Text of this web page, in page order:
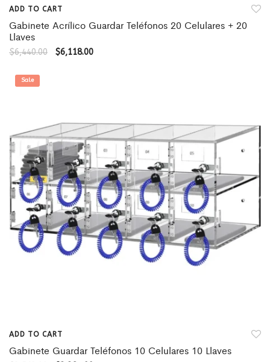
ADD TO CART
Gabinete Acrílico Guardar Teléfonos 20 Celulares + 20
Llaves
$6,440.00 $6,118.00
Sale
ADD TO CART
Gabinete Guardar Teléfonos 10 Celulares 10 Llaves